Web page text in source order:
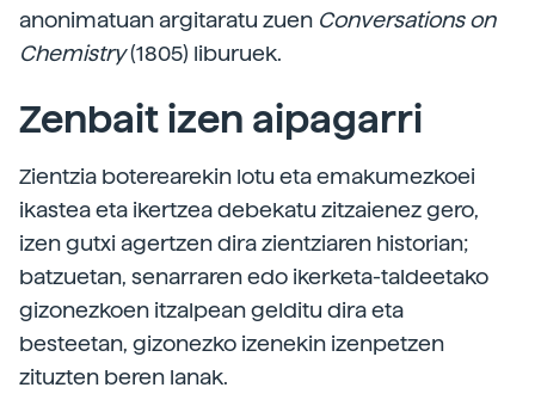
anonimatuan argitaratu zuen Conversations on
Chemistry(1805) liburuek.
Zenbait izen aipagarri
Zientzia boterearekin lotu eta emakumezkoei
ikastea eta ikertzea debekatu zitzaienez gero,
izen gutxi agertzen dira zientziaren historian;
batzuetan, senarraren edo ikerketa-taldeetako
gizonezkoen itzalpean gelditu dira eta
besteetan, gizonezko izenekin izenpetzen
zituzten beren lanak.